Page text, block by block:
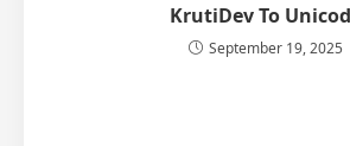
KrutiDev To
September 19, 2025